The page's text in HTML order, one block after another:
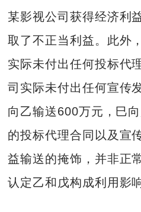
某影视公司获得经济利
取了不正当利益。此外
实际未付出任何投标代
司实际未付出任何宣传
向乙输送600万元，巳
的投标代理合同以及宣
益输送的掩饰，并非正
认定乙和戊构成利用影